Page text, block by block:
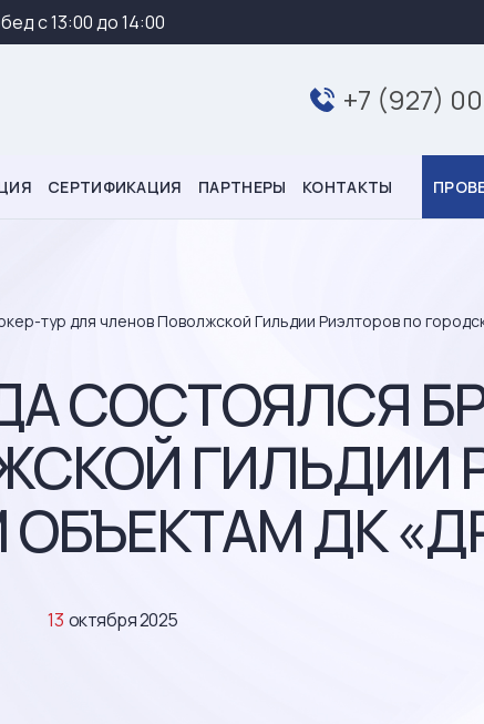
с 13:00 до 14:00
+7 (927)
СЕРТИФИКАЦИЯ ПАРТНЕРЫ КОНТАКТЫ
тур для членов Поволжской Гильдии Риэлторов по
СОСТОЯЛСЯ
ГИЛЬДИИ
ДК
13 октября 2025